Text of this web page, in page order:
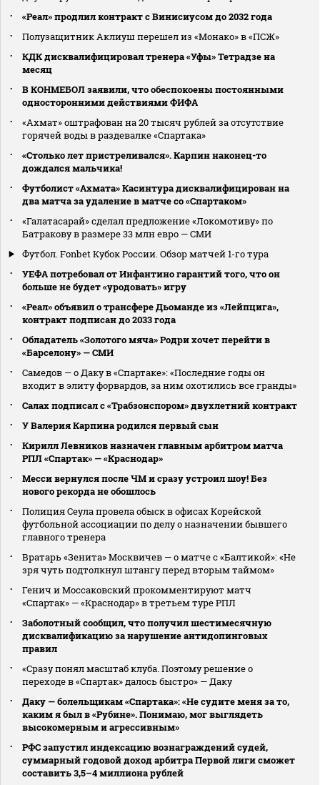
«Реал» продлил контракт с Винисиусом до 2032 года
Полузащитник Аклиуш перешел из «Монако» в «ПСЖ»
КДК дисквалифицировал тренера «Уфы» Тетрадзе на
месяц
В КОНМЕБОЛ заявили, что обеспокоены постоянными
односторонними действиями ФИФА
«Ахмат» оштрафован на 20 тысяч рублей за отсутствие
горячей воды в раздевалке «Спартака»
«Столько лет пристреливался». Карпин наконец-то
дождался мальчика!
Футболист «Ахмата» Касинтура дисквалифицирован на
два матча за удаление в матче со «Спартаком»
«Галатасарай» сделал предложение «Локомотиву» по
Батракову в размере 33 млн евро — СМИ
Футбол. Fonbet Кубок России. Обзор матчей 1-го тура
УЕФА потребовал от Инфантино гарантий того, что он
больше не будет «уродовать» игру
«Реал» объявил о трансфере Дьоманде из «Лейпцига»,
контракт подписан до 2033 года
Обладатель «Золотого мяча» Родри хочет перейти в
«Барселону» — СМИ
Самедов — о Даку в «Спартаке»: «Последние годы он
входит в элиту форвардов, за ним охотились все гранды»
Салах подписал с «Трабзонспором» двухлетний контракт
У Валерия Карпина родился первый сын
Кирилл Левников назначен главным арбитром матча
РПЛ «Спартак» — «Краснодар»
Месси вернулся после ЧМ и сразу устроил шоу! Без
нового рекорда не обошлось
Полиция Сеула провела обыск в офисах Корейской
футбольной ассоциации по делу о назначении бывшего
главного тренера
Вратарь «Зенита» Москвичев — о матче с «Балтикой»: «Не
зря чуть подтолкнул штангу перед вторым таймом»
Генич и Моссаковский прокомментируют матч
«Спартак» — «Краснодар» в третьем туре РПЛ
Заболотный сообщил, что получил шестимесячную
дисквалификацию за нарушение антидопинговых
правил
«Сразу понял масштаб клуба. Поэтому решение о
переходе в «Спартак» далось быстро» — Даку
Даку — болельщикам «Спартака»: «Не судите меня за то,
каким я был в «Рубине». Понимаю, мог выглядеть
высокомерным и агрессивным»
РФС запустил индексацию вознаграждений судей,
суммарный годовой доход арбитра Первой лиги сможет
составить 3,5–4 миллиона рублей